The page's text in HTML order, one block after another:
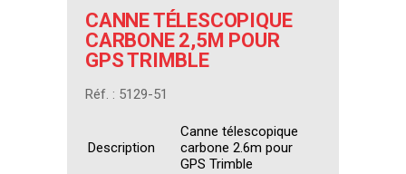
CANNE TÉLESCOPIQUE
CARBONE 2,5M POUR
GPS TRIMBLE
Réf. : 5129-51
Description
Canne télescopique
carbone 2.6m pour
GPS Trimble